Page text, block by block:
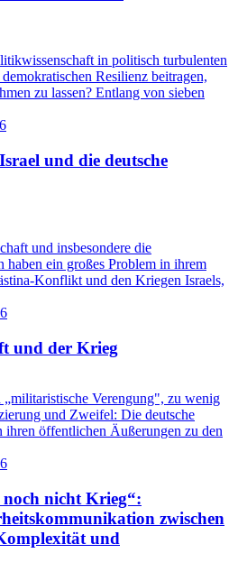
in politisch turbulenten
Resilienz beitragen,
zu lassen? Entlang von sieben
und die deutsche
und insbesondere die
haben ein großes Problem in ihrem
Konflikt und den Kriegen Israels,
und der Krieg
Verengung", zu wenig
und Zweifel: Die deutsche
ihren öffentlichen Äußerungen zu den
nicht Krieg“:
zwischen
und